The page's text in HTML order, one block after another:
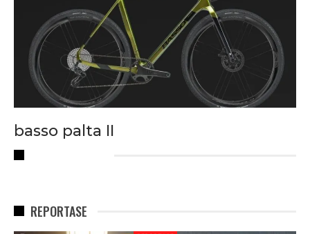
basso palta II
REPORTASE